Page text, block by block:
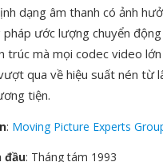
dạng âm thanh có ảnh
ước lượng chuyển
trúc mà mọi codec video
qua về hiệu suất nén từ
tiện.
: Moving Picture Experts
đầu: Tháng tám 1993